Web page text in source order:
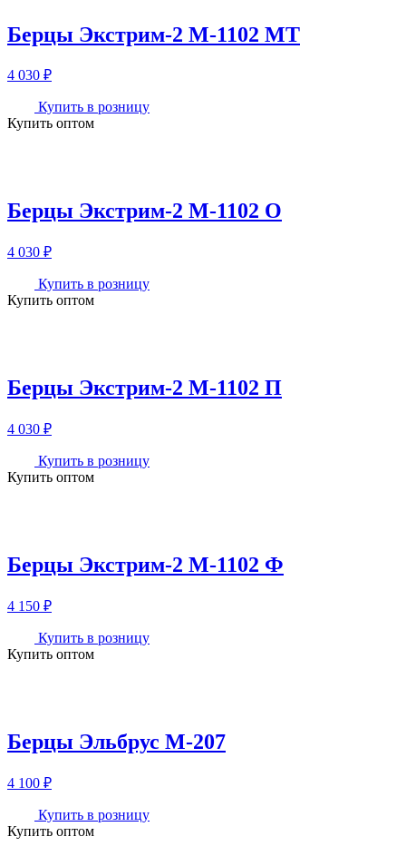
Берцы Экстрим-2 М-1102 МТ
4 030 ₽
Купить в розницу
Купить оптом
Берцы Экстрим-2 М-1102 О
4 030 ₽
Купить в розницу
Купить оптом
Берцы Экстрим-2 М-1102 П
4 030 ₽
Купить в розницу
Купить оптом
Берцы Экстрим-2 М-1102 Ф
4 150 ₽
Купить в розницу
Купить оптом
Берцы Эльбрус М-207
4 100 ₽
Купить в розницу
Купить оптом